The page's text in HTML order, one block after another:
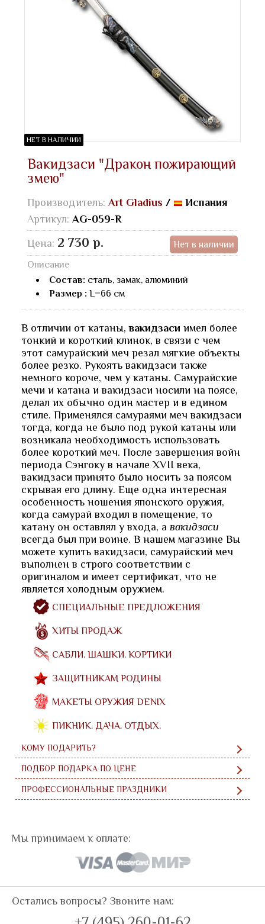
НЕТ В НАЛИЧИИ
Вакидзаси "Дракон пожирающий
змею"
Производитель: Art Gladius /
Испания
Артикул: AG-059-R
Цена: 2 730 р.
Нет в наличии
Описание
Состав: сталь, замак, алюминий
Размер : L=66 см
В отличии от катаны,вакидзаси имел более
тонкий и короткий клинок, в связи с чем
этот самурайский меч резал мягкие объекты
более резко. Рукоять вакидзаси также
немного короче, чем у катаны. Самурайские
мечи и катана и вакидзаси носили на поясе,
делал их обычно один мастер и в едином
стиле. Применялся самураями меч вакидзаси
тогда, когда не было под рукой катаны или
возникала необходимость использовать
более короткий меч. После завершения войн
периода Сэнгоку в начале XVII века,
вакидзаси принято было носить за поясом
скрывая его длину. Еще одна интересная
особенность ношения японского оружия,
когда самурай входил в помещение, то
катану он оставлял у входа, а вакидзаси
всегда был при воине. В нашем магазине Вы
можете купить вакидзаси, самурайский меч
выполнен в строго соответствии с
оригиналом и имеет сертификат, что не
является холодным оружием.
СПЕЦИАЛЬНЫЕ ПРЕДЛОЖЕНИЯ
ХИТЫ ПРОДАЖ
САБЛИ. ШАШКИ. КОРТИКИ
ЗАЩИТНИКАМ РОДИНЫ
МАКЕТЫ ОРУЖИЯ DENIX
ПИКНИК. ДАЧА. ОТДЫХ.
КОМУ ПОДАРИТЬ?
ПОДБОР ПОДАРКА ПО ЦЕНЕ
ПРОФЕССИОНАЛЬНЫЕ ПРАЗДНИКИ
Мы принимаем к оплате:
Остались вопросы? Звоните нам: